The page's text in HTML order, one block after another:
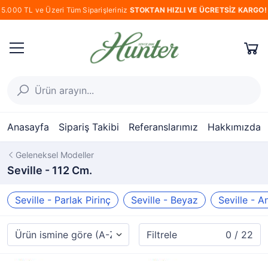
5.000 TL ve Üzeri Tüm Siparişleriniz STOKTAN HIZLI VE ÜCRETSİZ KARGO!
Anasayfa Sipariş Takibi Referanslarımız Hakkımızda
Geleneksel Modeller
Seville - 112 Cm.
Seville - Parlak Pirinç Seville - Beyaz Seville -
Filtrele 0 / 22